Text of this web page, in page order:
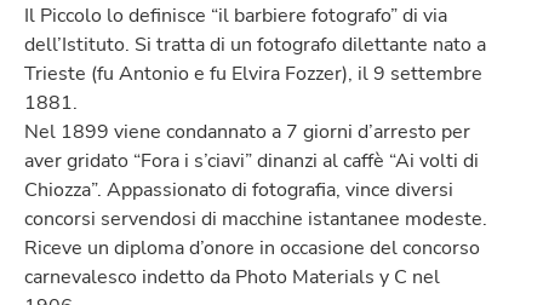
Il Piccolo lo definisce “il barbiere fotografo” di via
dell’Istituto. Si tratta di un fotografo dilettante nato a
Trieste (fu Antonio e fu Elvira Fozzer), il 9 settembre
1881.
Nel 1899 viene condannato a 7 giorni d’arresto per
aver gridato “Fora i s’ciavi” dinanzi al caffè “Ai volti di
Chiozza”. Appassionato di fotografia, vince diversi
concorsi servendosi di macchine istantanee modeste.
Riceve un diploma d’onore in occasione del concorso
carnevalesco indetto da Photo Materials y C nel